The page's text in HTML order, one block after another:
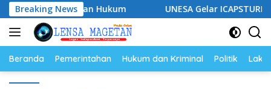
Langsung
ke
konten
Breaking NewsHukum UNESA Gelar ICAPSTURE
Beranda Pemerintahan Hukum dan Kriminal Politik